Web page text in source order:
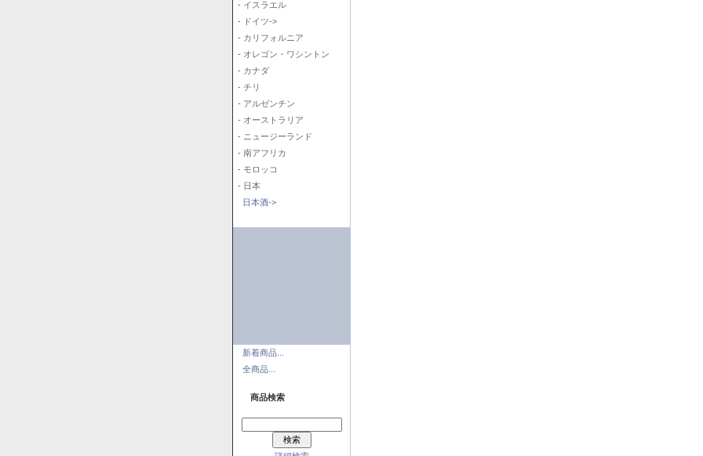
- イスラエル
- ドイツ->
- カリフォルニア
- オレゴン・ワシントン
- カナダ
- チリ
- アルゼンチン
- オーストラリア
- ニュージーランド
- 南アフリカ
- モロッコ
- 日本
日本酒->
新着商品...
全商品...
商品検索